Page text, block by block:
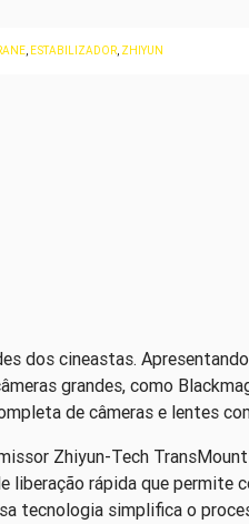
, ESTABILIZADOR, ZHIYUN
dos cineastas.
grandes, como
de câmeras e lentes
Zhiyun-Tech
liberação rápida que permite
tecnologia simplifica o